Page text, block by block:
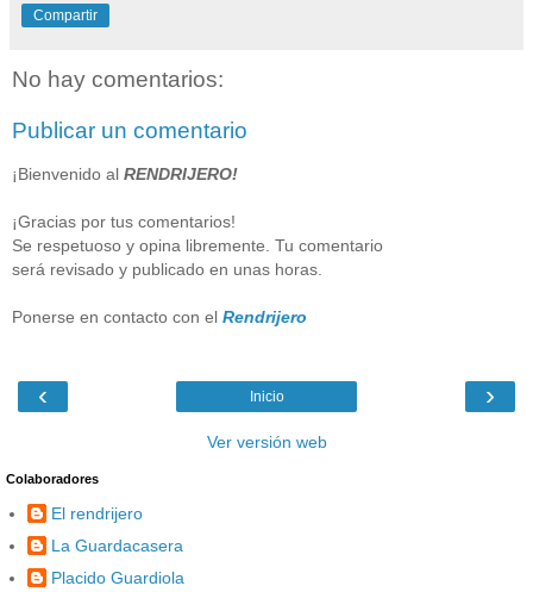
Compartir
No hay comentarios:
Publicar un comentario
¡Bienvenido al RENDRIJERO!
¡Gracias por tus comentarios!
Se respetuoso y opina libremente. Tu comentario
será revisado y publicado en unas horas.
Ponerse en contacto con el Rendrijero
‹ ›
Inicio
Ver versión web
Colaboradores
El rendrijero
La Guardacasera
Placido Guardiola